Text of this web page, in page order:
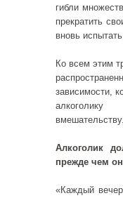
гибли
прекратить
вновь
Ко всем этим
зависимости,
Алкоголик
прежде чем
«Каждый